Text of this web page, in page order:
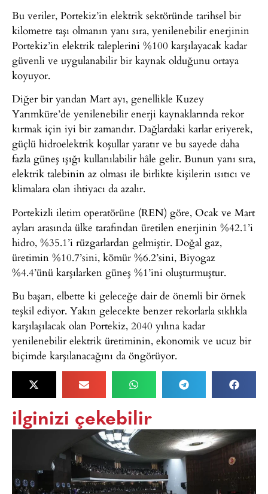
Bu veriler, Portekiz’in elektrik sektöründe tarihsel bir
kilometre taşı olmanın yanı sıra, yenilenebilir enerjinin
Portekiz’in elektrik taleplerini %100 karşılayacak kadar
güvenli ve uygulanabilir bir kaynak olduğunu ortaya
koyuyor.
Diğer bir yandan Mart ayı, genellikle Kuzey
Yarımküre’de yenilenebilir enerji kaynaklarında rekor
kırmak için iyi bir zamandır. Dağlardaki karlar eriyerek,
güçlü hidroelektrik koşullar yaratır ve bu sayede daha
fazla güneş ışığı kullanılabilir hâle gelir. Bunun yanı sıra,
elektrik talebinin az olması ile birlikte kişilerin ısıtıcı ve
klimalara olan ihtiyacı da azalır.
Portekizli iletim operatörüne (REN) göre, Ocak ve Mart
ayları arasında ülke tarafından üretilen enerjinin %42.1’i
hidro, %35.1’i rüzgarlardan gelmiştir. Doğal gaz,
üretimin %10.7’sini, kömür %6.2’sini, Biyogaz
%4.4’ünü karşılarken güneş %1’ini oluşturmuştur.
Bu başarı, elbette ki geleceğe dair de önemli bir örnek
teşkil ediyor. Yakın gelecekte benzer rekorlarla sıklıkla
karşılaşılacak olan Portekiz, 2040 yılına kadar
yenilenebilir elektrik üretiminin, ekonomik ve ucuz bir
biçimde karşılanacağını da öngörüyor.
ilginizi çekebilir